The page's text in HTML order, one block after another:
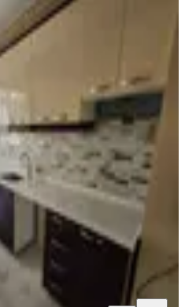
Karşısında 1.
Boyalı Kiralık
Mahallesi
16.07.2026